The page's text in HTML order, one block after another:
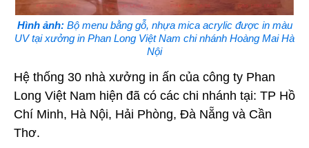
Hình ảnh:Bộ menu bằng gỗ, nhựa mica acrylic được in màu
UV tại xưởng in Phan Long Việt Nam chi nhánh Hoàng Mai Hà
Nội
Hệ thống 30 nhà xưởng in ấn của công ty Phan
Long Việt Nam hiện đã có các chi nhánh tại: TP Hồ
Chí Minh, Hà Nội, Hải Phòng, Đà Nẵng và Cần
Thơ.